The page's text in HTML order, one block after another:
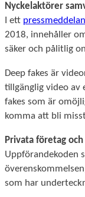
Nyckelaktörer
I ett
2018, innehåller
säker och pålitlig
Deep fakes är
tillgänglig video av
fakes som är
komma att bli
Privata företag
Uppförandekoden
som har
Nödvändiga
Dessa kakor
går inte att
välja bort.